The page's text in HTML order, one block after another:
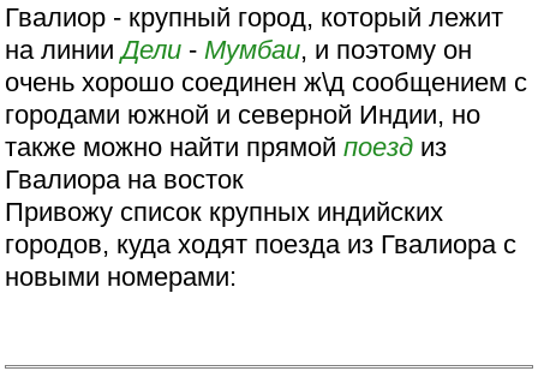
Гвалиор - крупный город, который лежит
на линииДели - Мумбаи, и поэтому он
очень хорошо соединен ж\д сообщением с
городами южной и северной Индии, но
также можно найти прямойпоезд из
Гвалиора на восток
Привожу список крупных индийских
городов, куда ходят поезда из Гвалиора с
новыми номерами: